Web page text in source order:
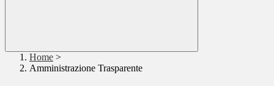
Home >
Amministrazione Trasparente